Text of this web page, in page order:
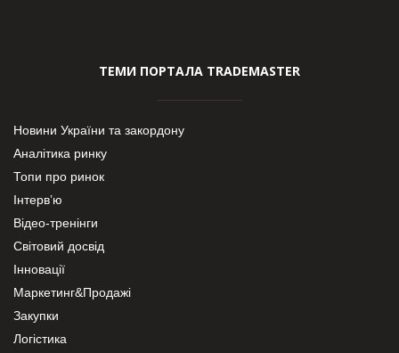
ТЕМИ ПОРТАЛА TRADEMASTER
Новини України та закордону
Аналітика ринку
Топи про ринок
Інтерв’ю
Відео-тренінги
Світовий досвід
Інновації
Маркетинг&Продажі
Закупки
Логістика